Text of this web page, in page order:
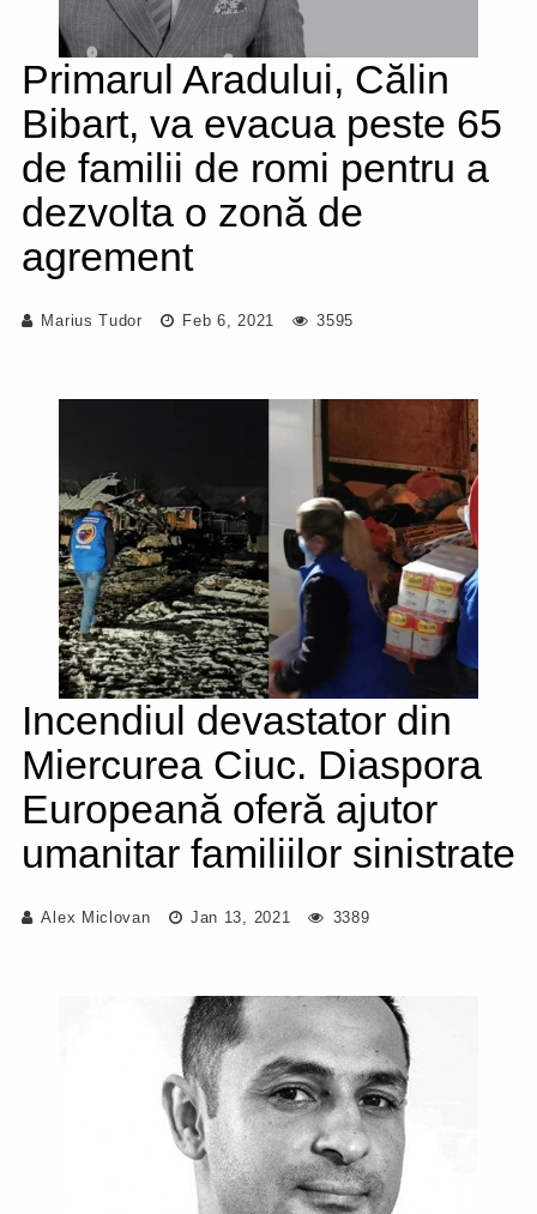
Primarul Aradului, Călin
Bibart, va evacua peste 65
de familii de romi pentru a
dezvolta o zonă de
agrement
Marius Tudor Feb 6, 2021 3595
Incendiul devastator din
Miercurea Ciuc. Diaspora
Europeană oferă ajutor
umanitar familiilor sinistrate
Alex Miclovan Jan 13, 2021 3389